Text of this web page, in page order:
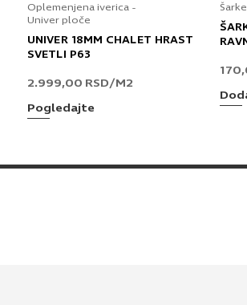
Oplemenjena iverica -
Univer ploče
UNIVER 18MM CHALET HRAST
SVETLI P63
2.999,00 RSD/M2
Pogledajte